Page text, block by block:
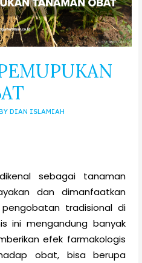
DIAN ISLAMIAH
sebagai tanaman
dan dimanfaatkan
tradisional di
ini mengandung banyak
efek farmakologis
obat, bisa berupa